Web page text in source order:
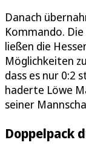
Danach
Kommando.
ließen die
Möglichkeiten
dass es nur 0:2
haderte Löwe
seiner
Doppelpack